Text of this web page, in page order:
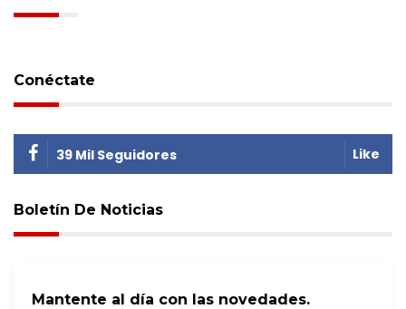
Conéctate
39 Mil Seguidores Like
Boletín De Noticias
Mantente al día con las novedades.